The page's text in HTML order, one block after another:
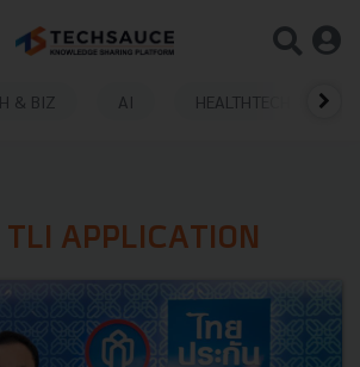
& BIZ AI HEALTHTECH
APPLICATION